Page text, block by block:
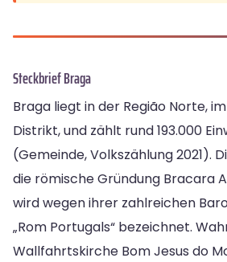
Steckbrief Braga
Braga liegt in der Região Norte,
Distrikt, und zählt rund 193.000
(Gemeinde, Volkszählung 2021).
die römische Gründung Bracara
wird wegen ihrer zahlreichen
„Rom Portugals“ bezeichnet.
Wallfahrtskirche Bom Jesus do